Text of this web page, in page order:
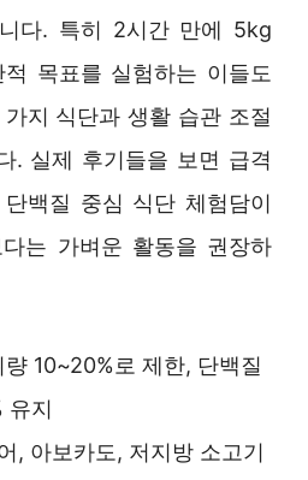
다. 특히 2시간 만에 5kg
목표를 실험하는 이들도
지 식단과 생활 습관 조절
. 실제 후기들을 보면 급격
백질 중심 식단 체험담이
는 가벼운 활동을 권장하
10~20%로 제한, 단백질
유지
, 아보카도, 저지방 소고기